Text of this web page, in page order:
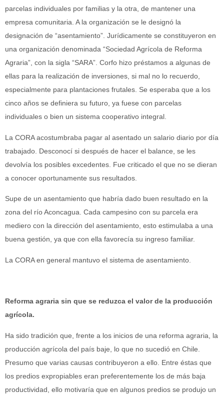
parcelas individuales por familias y la otra, de mantener una
empresa comunitaria. A la organización se le designó la
designación de “asentamiento”. Jurídicamente se constituyeron en
una organización denominada “Sociedad Agrícola de Reforma
Agraria”, con la sigla “SARA”. Corfo hizo préstamos a algunas de
ellas para la realización de inversiones, si mal no lo recuerdo,
especialmente para plantaciones frutales. Se esperaba que a los
cinco años se definiera su futuro, ya fuese con parcelas
individuales o bien un sistema cooperativo integral.
La CORA acostumbraba pagar al asentado un salario diario por día
trabajado. Desconocí si después de hacer el balance, se les
devolvía los posibles excedentes. Fue criticado el que no se dieran
a conocer oportunamente sus resultados.
Supe de un asentamiento que habría dado buen resultado en la
zona del río Aconcagua. Cada campesino con su parcela era
mediero con la dirección del asentamiento, esto estimulaba a una
buena gestión, ya que con ella favorecía su ingreso familiar.
La CORA en general mantuvo el sistema de asentamiento.
Reforma agraria sin que se reduzca el valor de la producción
agrícola.
Ha sido tradición que, frente a los inicios de una reforma agraria, la
producción agrícola del país baje, lo que no sucedió en Chile.
Presumo que varias causas contribuyeron a ello. Entre éstas que
los predios expropiables eran preferentemente los de más baja
productividad, ello motivaría que en algunos predios se produjo un